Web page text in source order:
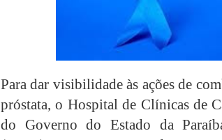
Para dar visibilidade às ações de
próstata, o Hospital de Clínicas de
do Governo do Estado da